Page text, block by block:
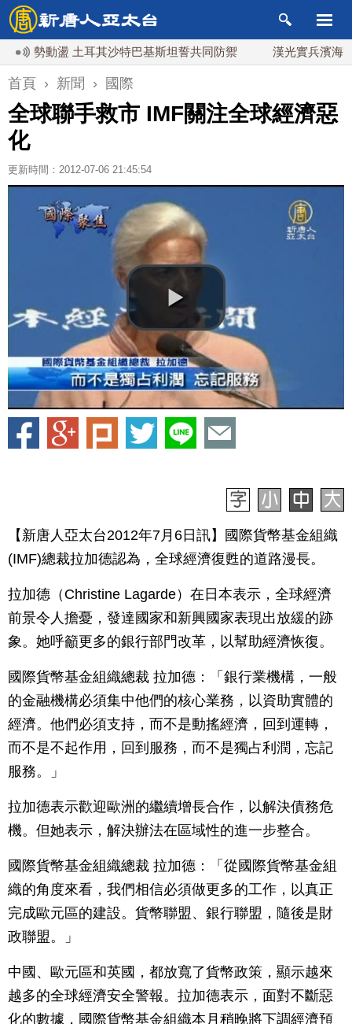
動盪 土耳其沙特巴基斯坦誓共同防禦 漢光實兵濱海緊急
首頁 › 新聞 › 國際
全球聯手救市 IMF關注全球經濟惡
化
更新時間：2012-07-06 21:45:54
【新唐人亞太台2012年7月6日訊】國際貨幣基金組織
(IMF)總裁拉加德認為，全球經濟復甦的道路漫長。
拉加德（Christine Lagarde）在日本表示，全球經濟
前景令人擔憂，發達國家和新興國家表現出放緩的跡
象。她呼籲更多的銀行部門改革，以幫助經濟恢復。
國際貨幣基金組織總裁 拉加德：「銀行業機構，一般
的金融機構必須集中他們的核心業務，以資助實體的
經濟。他們必須支持，而不是動搖經濟，回到運轉，
而不是不起作用，回到服務，而不是獨占利潤，忘記
服務。」
拉加德表示歡迎歐洲的繼續增長合作，以解決債務危
機。但她表示，解決辦法在區域性的進一步整合。
國際貨幣基金組織總裁 拉加德：「從國際貨幣基金組
織的角度來看，我們相信必須做更多的工作，以真正
完成歐元區的建設。貨幣聯盟、銀行聯盟，隨後是財
政聯盟。」
中國、歐元區和英國，都放寬了貨幣政策，顯示越來
越多的全球經濟安全警報。拉加德表示，面對不斷惡
化的數據，國際貨幣基金組織本月稍晚將下調經濟預